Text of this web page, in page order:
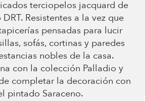
terciopelos jacquard de
Resistentes a la vez que
pensadas para lucir
sofás, cortinas y paredes
nobles de la casa.
con la colección Palladio y
completar la decoración con
pintado Saraceno.